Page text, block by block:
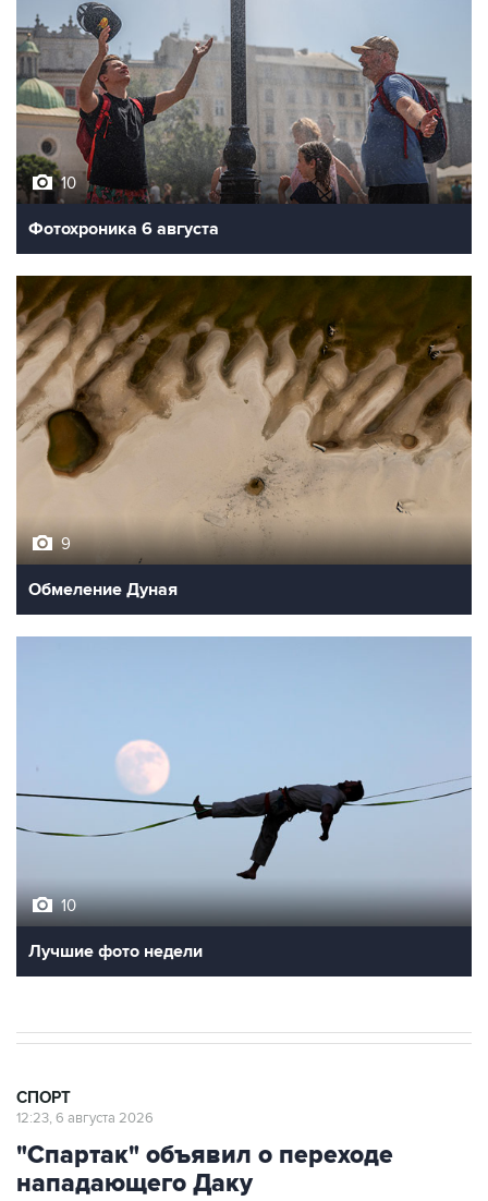
10
Фотохроника 6 августа
9
Обмеление Дуная
10
Лучшие фото недели
СПОРТ
12:23, 6 августа 2026
"Спартак" объявил о переходе
нападающего Даку